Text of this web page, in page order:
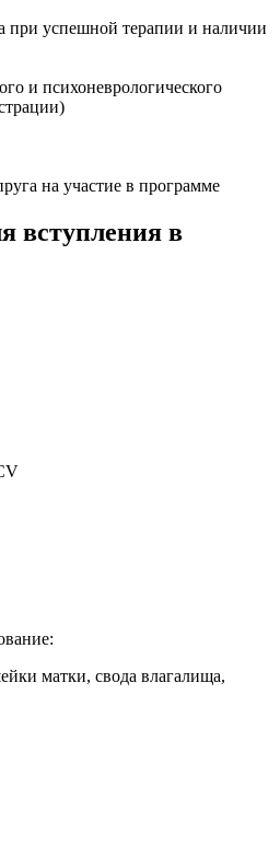
при успешной терапии и наличии
и психоневрологического
на участие в программе
вступления в
матки, свода влагалища,